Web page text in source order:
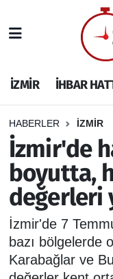
İZMİR İHBAR
HABERLER İZMİR
İzmir'de
boyutta,
değerleri
İzmir'de 7
bazı bölgelerde
Karabağlar ve
İHBAR HATTI
DEPREM
GENEL
EKONOMİ
SİYASET
SPOR
İzmir
İzmir Hava
İzmir Namaz
İzmir Trafik
Puan
Tüm
Son Dakika